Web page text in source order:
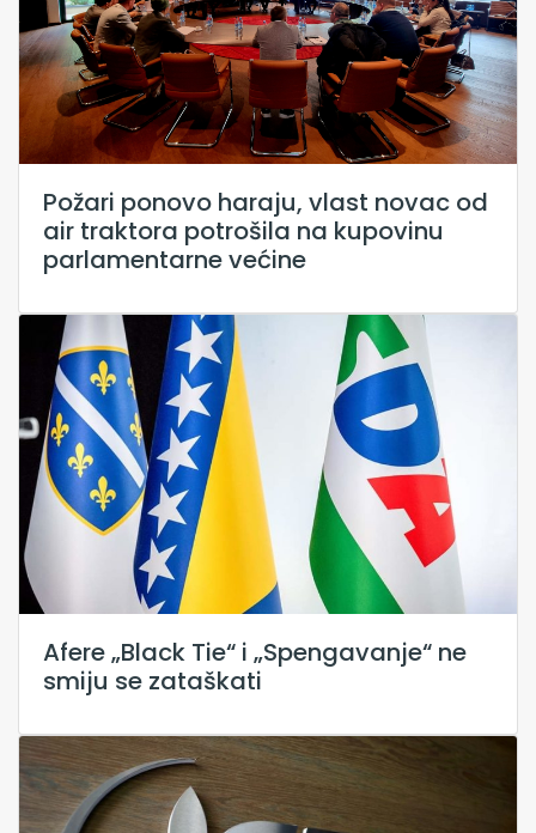
Požari ponovo haraju, vlast novac od
air traktora potrošila na kupovinu
parlamentarne većine
Afere „Black Tie“ i „Spengavanje“ ne
smiju se zataškati